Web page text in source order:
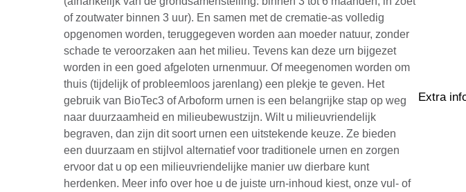
Extra
of zoutwater binnen 3 uur). En samen met de crematie-as volledig
opgenomen worden, teruggegeven worden aan moeder natuur, zonder
schade te veroorzaken aan het milieu. Tevens kan deze urn bijgezet
worden in een goed afgeloten urnenmuur. Of meegenomen worden om
thuis (tijdelijk of probleemloos jarenlang) een plekje te geven. Het
gebruik van BioTec3 of Arboform urnen is een belangrijke stap op weg
naar duurzaamheid en milieubewustzijn. Wilt u milieuvriendelijk
begraven, dan zijn dit soort urnen een uitstekende keuze. Ze bieden
een duurzaam en stijlvol alternatief voor traditionele urnen en zorgen
ervoor dat u op een milieuvriendelijke manier uw dierbare kunt
herdenken. Meer info over hoe u de juiste urn-inhoud kiest, onze vul- of